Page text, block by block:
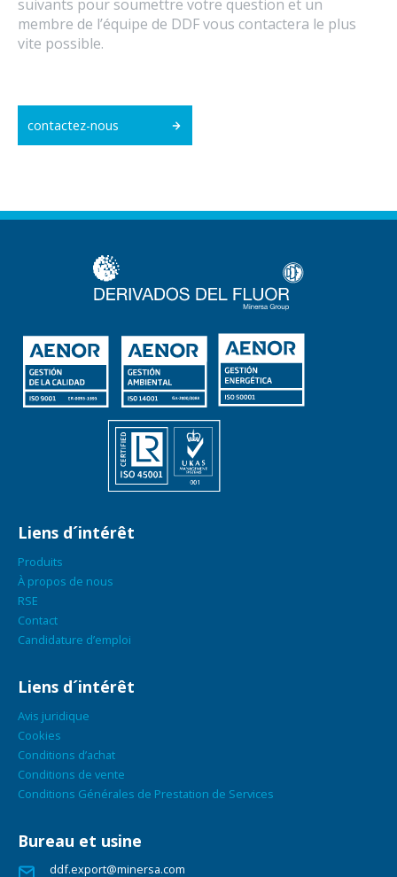
suivants pour soumettre votre question et un
membre de l’équipe de DDF vous contactera le plus
vite possible.
contactez-nous
Liens d´intérêt
Produits
À propos de nous
RSE
Contact
Candidature d’emploi
Liens d´intérêt
Avis juridique
Cookies
Conditions d’achat
Conditions de vente
Conditions Générales de Prestation de Services
Bureau et usine
ddf.export@minersa.com